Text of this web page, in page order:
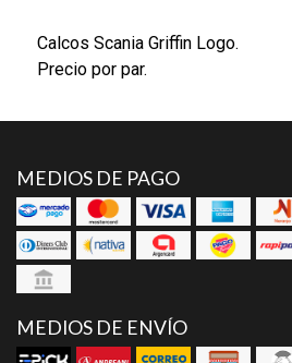
Calcos Scania Griffin Logo.
Precio por par.
MEDIOS DE PAGO
MEDIOS DE ENVÍO